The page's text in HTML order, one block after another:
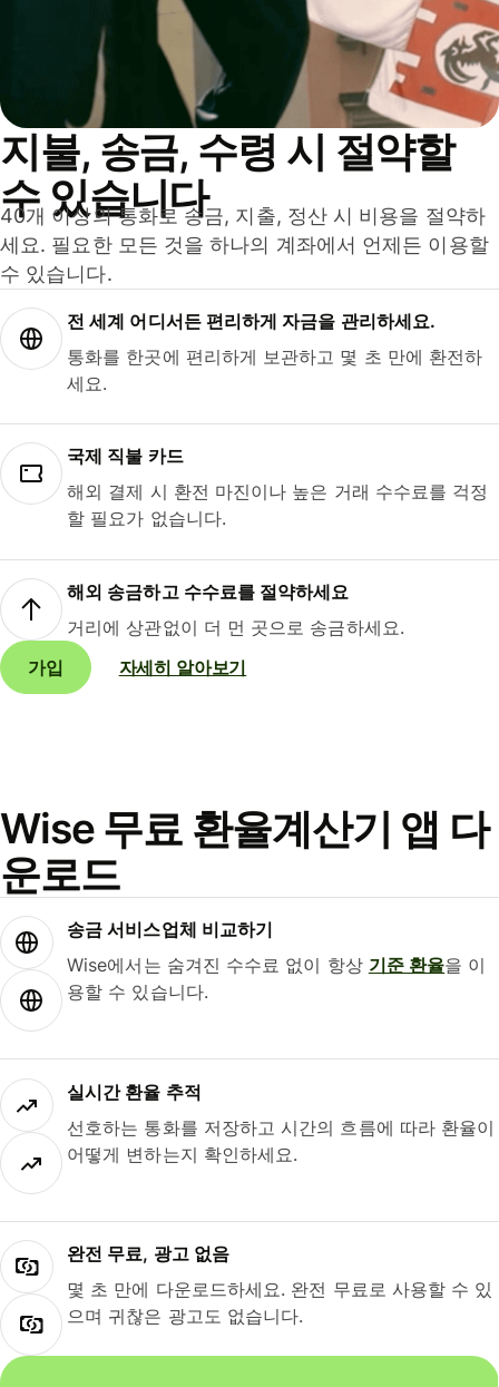
지불, 송금, 수령 시 절약할
수 있습니다
40개 이상의 통화로 송금, 지출, 정산 시 비용을 절약하
세요. 필요한 모든 것을 하나의 계좌에서 언제든 이용할
수 있습니다.
전 세계 어디서든 편리하게 자금을 관리하세요.
통화를 한곳에 편리하게 보관하고 몇 초 만에 환전하
세요.
국제 직불 카드
해외 결제 시 환전 마진이나 높은 거래 수수료를 걱정
할 필요가 없습니다.
해외 송금하고 수수료를 절약하세요
거리에 상관없이 더 먼 곳으로 송금하세요.
가입
자세히 알아보기
Wise 무료 환율계산기 앱 다
운로드
송금 서비스업체 비교하기
Wise에서는 숨겨진 수수료 없이 항상 기준 환율을 이
용할 수 있습니다.
실시간 환율 추적
선호하는 통화를 저장하고 시간의 흐름에 따라 환율이
어떻게 변하는지 확인하세요.
완전 무료, 광고 없음
몇 초 만에 다운로드하세요. 완전 무료로 사용할 수 있
으며 귀찮은 광고도 없습니다.